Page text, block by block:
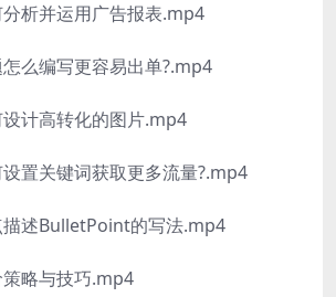
析并运用广告报表.mp4
么编写更容易出单?.mp4
计高转化的图片.mp4
置关键词获取更多流量?.mp4
描述BulletPoint的写法.mp4
略与技巧.mp4